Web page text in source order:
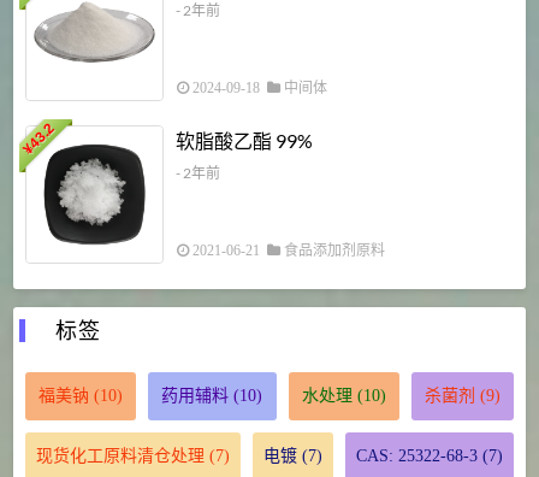
- 2年前
2024-09-18 中间体
¥
43.2 软脂酸乙酯 99%
- 2年前
2021-06-21 食品添加剂原料
标签
福美钠 (10) 药用辅料 (10) 水处理 (10) 杀菌剂 (9)
现货化工原料清仓处理 (7) 电镀 (7) CAS: 25322-68-3 (7)